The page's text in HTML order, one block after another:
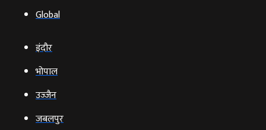
Global
इंदौर
भोपाल
उज्‍जैन
जबलपुर